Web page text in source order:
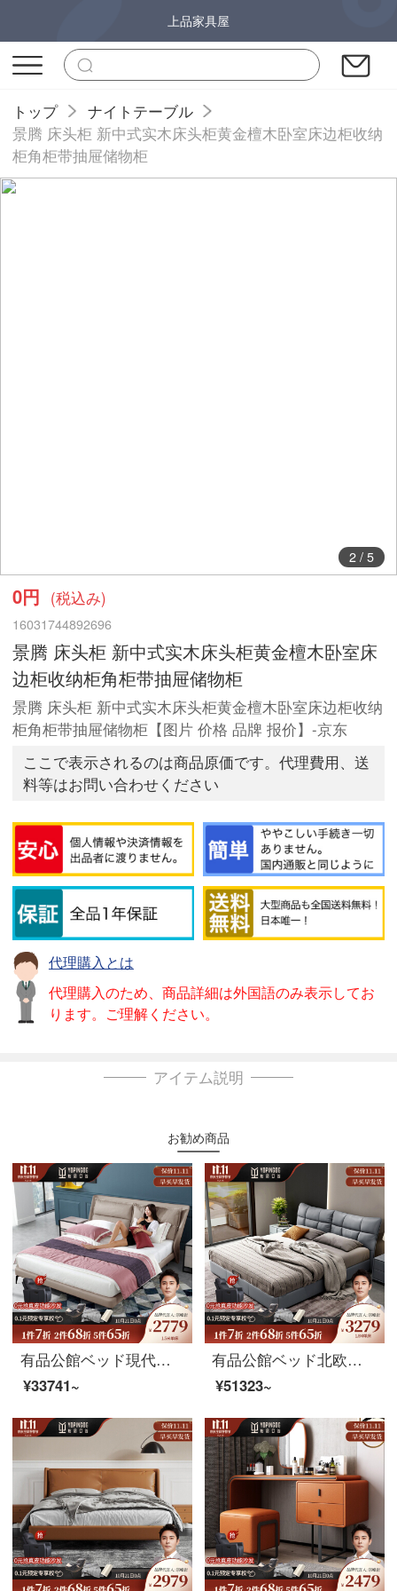
上品家具屋
トップ
ナイトテーブル
景腾 床头柜 新中式实木床头柜黄金檀木卧室床边柜收纳
柜角柜带抽屉储物柜
3/ 5
0円 (税込み)
16031744892696
景腾 床头柜 新中式实木床头柜黄金檀木卧室床
边柜收纳柜角柜带抽屉储物柜
景腾 床头柜 新中式实木床头柜黄金檀木卧室床边柜收纳
柜角柜带抽屉储物柜【图片 价格 品牌 报价】-京东
ここで表示されるのは商品原価です。代理費用、送
料等はお問い合わせください
代理購入とは
代理購入のため、商品詳細は外国語のみ表示してお
ります。ご理解ください。
アイテム説明
お勧め商品
有品公館ベッド現代イタリアの真皮ベッドの主なベッドは1.8メートルのダブルベッドです。現代簡単な結婚ベッド（頭の層の牛革）のシングルベッドは1.8 Mタイプです。
¥33741~
有品公館ベッド北欧真皮芸ベッドの大型住宅の主な寝床1.8メートルの寝室の結婚ベッドの軟床（頭の層の牛革）の1.5メートルのシングルベッド+ココナッツのベッドの高箱のベッド
¥51323~